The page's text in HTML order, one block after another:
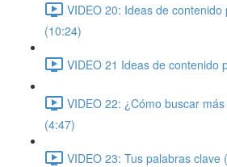
VIDEO 20: Ideas de
(10:24)
VIDEO 21 Ideas de contenido
VIDEO 22: ¿Cómo buscar
(4:47)
VIDEO 23: Tus palabras clave